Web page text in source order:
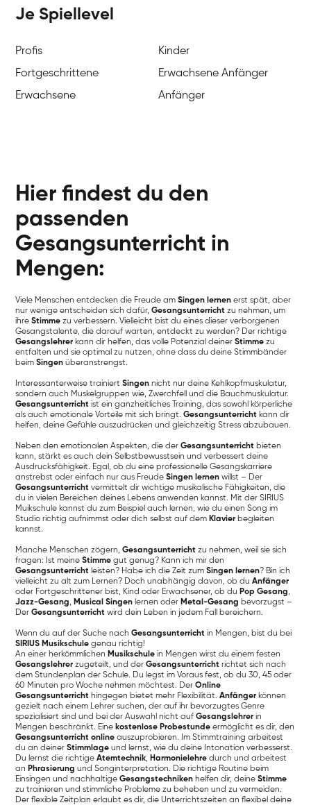
Je Spiellevel
Profis
Kinder
Fortgeschrittene
Erwachsene Anfänger
Erwachsene
Anfänger
Hier findest du den
passenden
Gesangsunterricht in
Mengen:
Viele Menschen entdecken die Freude amSingen lernen erst spät, aber
nur wenige entscheiden sich dafür,Gesangsunterricht zu nehmen, um
ihreStimme zu verbessern. Vielleicht bist du eines dieser verborgenen
Gesangstalente, die darauf warten, entdeckt zu werden? Der richtige
Gesangslehrer kann dir helfen, das volle Potenzial deinerStimme zu
entfalten und sie optimal zu nutzen, ohne dass du deine Stimmbänder
beimSingen überanstrengst.
Interessanterweise trainiertSingen nicht nur deine Kehlkopfmuskulatur,
sondern auch Muskelgruppen wie, Zwerchfell und die Bauchmuskulatur.
Gesangsunterricht ist ein ganzheitliches Training, das sowohl körperliche
als auch emotionale Vorteile mit sich bringt.Gesangsunterricht kann dir
helfen, deine Gefühle auszudrücken und gleichzeitig Stress abzubauen.
Neben den emotionalen Aspekten, die derGesangsunterricht bieten
kann, stärkt es auch dein Selbstbewusstsein und verbessert deine
Ausdrucksfähigkeit. Egal, ob du eine professionelle Gesangskarriere
anstrebst oder einfach nur aus FreudeSingen lernen willst – Der
Gesangsunterricht vermittelt dir wichtige musikalische Fähigkeiten, die
du in vielen Bereichen deines Lebens anwenden kannst. Mit der SIRIUS
Muikschule kannst du zum Beispiel auch lernen, wie du einen Song im
Studio richtig aufnimmst oder dich selbst auf dem Klavier begleiten
kannst.
Manche Menschen zögern,Gesangsunterricht zu nehmen, weil sie sich
fragen: Ist meineStimme gut genug? Kann ich mir den
Gesangsunterricht leisten? Habe ich die Zeit zumSingen lernen? Bin ich
vielleicht zu alt zum Lernen? Doch unabhängig davon, ob duAnfänger
oder Fortgeschrittener bist, Kind oder Erwachsener, ob du Pop Gesang,
Jazz-Gesang, Musical Singen lernen oder Metal-Gesang bevorzugst –
DerGesangsunterricht wird dein Leben in jedem Fall bereichern.
Wenn du auf der Suche nachGesangsunterricht in Mengen, bist du bei
SIRIUS Musikschule genau richtig!
An einer herkömmlichen Musikschule in Mengen wirst du einem festen
Gesangslehrer zugeteilt, und derGesangsunterricht richtet sich nach
dem Stundenplan der Schule. Du legst im Voraus fest, ob du 30, 45 oder
60 Minuten pro Woche nehmen möchtest. DerOnline
Gesangsunterricht hingegen bietet mehr Flexibilität.Anfänger können
gezielt nach einem Lehrer suchen, der auf ihr bevorzugtes Genre
spezialisiert sind und bei der Auswahl nicht aufGesangslehrer in
Mengen beschränkt. Eine kostenlose Probestunde ermöglicht es dir, den
Gesangsunterricht online auszuprobieren. Im Stimmtraining arbeitest
du an deinerStimmlage und lernst, wie du deine Intonation verbesserst.
Du lernst die richtigeAtemtechnik, Harmonielehre durch und arbeitest
an Phrasierung und Songinterpretation. Die richtige Routine beim
Einsingen und nachhaltigeGesangstechniken helfen dir, deineStimme
zu trainieren und stimmliche Probleme zu beheben und zu vermeiden.
Der flexible Zeitplan erlaubt es dir, die Unterrichtszeiten an flexibel deine